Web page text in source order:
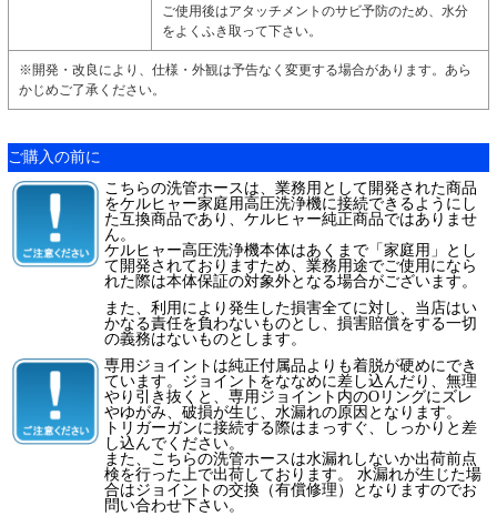
ご使用後はアタッチメントのサビ予防のため、水分
をよくふき取って下さい。
※開発・改良により、仕様・外観は予告なく変更する場合があります。あら
かじめご了承ください。
ご購入の前に
こちらの洗管ホースは、業務用として開発された商品
をケルヒャー家庭用高圧洗浄機に接続できるようにし
た互換商品であり、ケルヒャー純正商品ではありませ
ん。
ケルヒャー高圧洗浄機本体はあくまで「家庭用」とし
て開発されておりますため、業務用途でご使用になら
れた際は本体保証の対象外となる場合がございます。
また、利用により発生した損害全てに対し、当店はい
かなる責任を負わないものとし、損害賠償をする一切
の義務はないものとします。
専用ジョイントは純正付属品よりも着脱が硬めにでき
ています。ジョイントをななめに差し込んだり、無理
やり引き抜くと、専用ジョイント内のOリングにズレ
やゆがみ、破損が生じ、水漏れの原因となります。
トリガーガンに接続する際はまっすぐ、しっかりと差
し込んでください。
また、こちらの洗管ホースは水漏れしないか出荷前点
検を行った上で出荷しております。 水漏れが生じた場
合はジョイントの交換（有償修理）となりますのでお
問い合わせ下さい。